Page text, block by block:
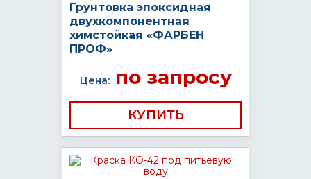
Грунтовка эпоксидная
двухкомпонентная
химстойкая «ФАРБЕН
ПРОФ»
Цена:по запросу
КУПИТЬ